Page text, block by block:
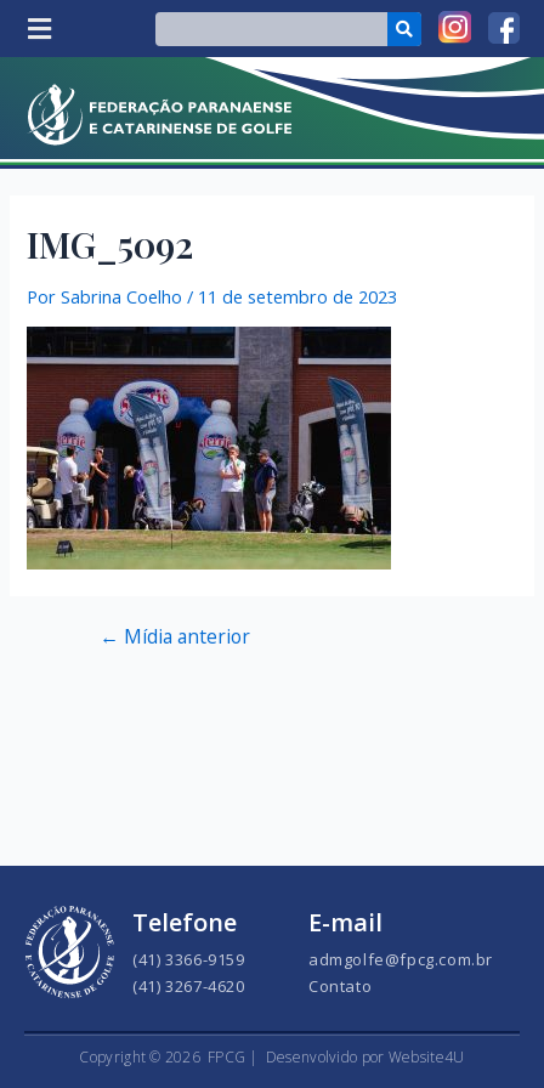
IMG_5092
PorSabrina Coelho / 11 de setembro de 2023
← Mídia anterior
Telefone
(41) 3366-9159
(41) 3267-4620
E-mail
admgolfe@fpcg.com.br
Contato
Copyright © 2026 FPCG | Desenvolvido por Website4U